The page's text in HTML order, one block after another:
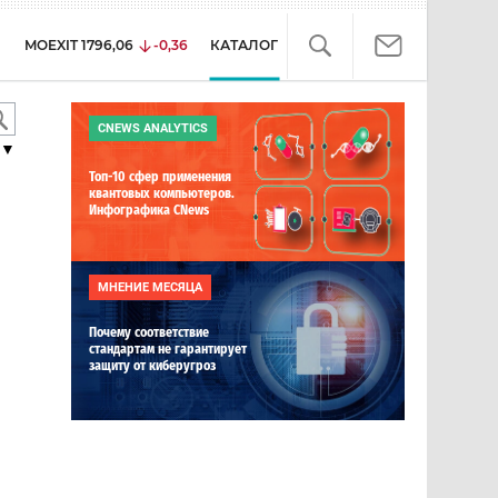
MOEXIT 1796,06 -0,36 КАТАЛОГ
CNEWS ANALYTICS
Топ-10 сфер применения
квантовых компьютеров.
Инфографика CNews
МНЕНИЕ МЕСЯЦА
Почему соответствие
стандартам не гарантирует
защиту от киберугроз